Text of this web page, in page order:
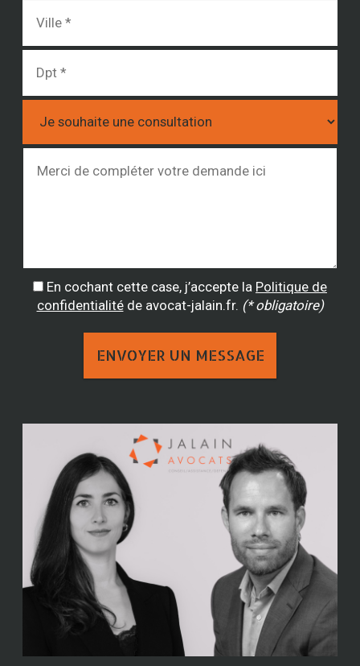
En cochant cette case, j’accepte la Politique de
confidentialitéde avocat-jalain.fr. (* obligatoire)